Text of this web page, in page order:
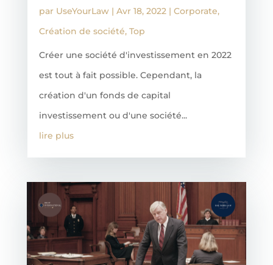
par UseYourLaw | Avr 18, 2022 | Corporate,
Création de société, Top
Créer une société d'investissement en 2022
est tout à fait possible. Cependant, la
création d'un fonds de capital
investissement ou d'une société...
lire plus